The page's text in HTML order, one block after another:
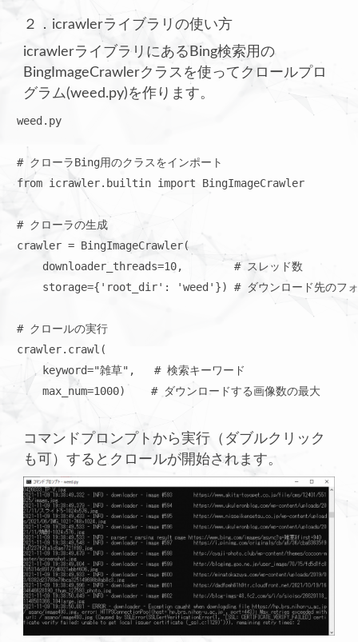
２．icrawlerライブラリの使い方
icrawlerライブラリにあるBing検索用の
BingImageCrawlerクラスを使ってクロールプロ
グラム(weed.py)を作ります。
weed.py
# クローラBing用のクラスをインポート
from icrawler.builtin import BingImageCrawler
# クローラの生成
crawler = BingImageCrawler(
    downloader_threads=10,        # スレッド数
storage={'root_dir': 'weed'}) # ダウンロード先のフ
# クロールの実行
crawler.crawl(
    keyword="雑草",   # 検索キーワード
    max_num=1000)    # ダウンロードする画像数の最大
コマンドプロンプトから実行（ダブルクリック
も可）するとクロールが開始されます。